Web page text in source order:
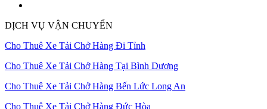
DỊCH VỤ VẬN CHUYỂN
Cho Thuê Xe Tải Chở Hàng Đi Tỉnh
Cho Thuê Xe Tải Chở Hàng Tại Bình Dương
Cho Thuê Xe Tải Chở Hàng Bến Lức Long An
Cho Thuê Xe Tải Chở Hàng Đức Hòa